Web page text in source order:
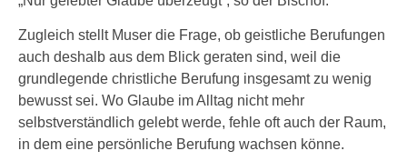
Zugleich stellt Muser die Frage, ob geistliche Berufungen
auch deshalb aus dem Blick geraten sind, weil die
grundlegende christliche Berufung insgesamt zu wenig
bewusst sei. Wo Glaube im Alltag nicht mehr
selbstverständlich gelebt werde, fehle oft auch der Raum,
in dem eine persönliche Berufung wachsen könne.